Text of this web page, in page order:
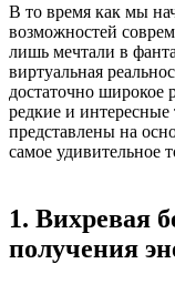
В то время как мы
возможностей
лишь мечтали в
виртуальная
достаточно широкое
редкие и
представлены на
самое удивительное
1. Вихревая
получения